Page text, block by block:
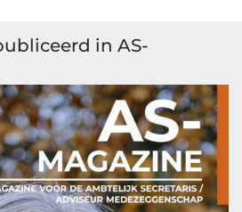
in AS-